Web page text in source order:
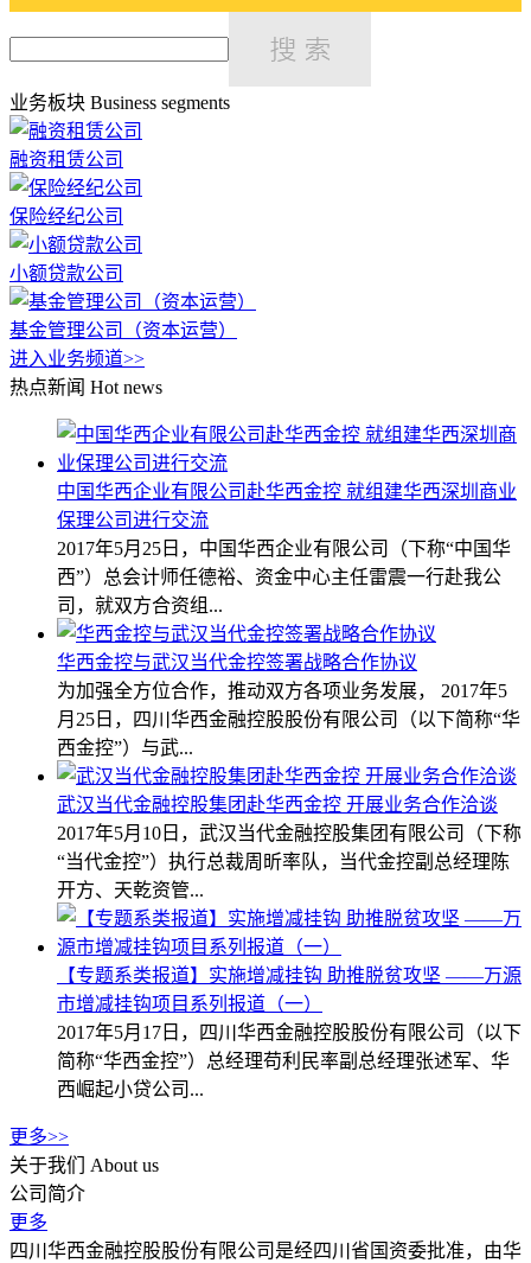
业务板块 Business segments
融资租赁公司
保险经纪公司
小额贷款公司
基金管理公司（资本运营）
进入业务频道>>
热点新闻 Hot news
中国华西企业有限公司赴华西金控 就组建华西深圳商业
保理公司进行交流
2017年5月25日，中国华西企业有限公司（下称“中国华
西”）总会计师任德裕、资金中心主任雷震一行赴我公
司，就双方合资组...
华西金控与武汉当代金控签署战略合作协议
为加强全方位合作，推动双方各项业务发展， 2017年5
月25日，四川华西金融控股股份有限公司（以下简称“华
西金控”）与武...
武汉当代金融控股集团赴华西金控 开展业务合作洽谈
2017年5月10日，武汉当代金融控股集团有限公司（下称
“当代金控”）执行总裁周昕率队，当代金控副总经理陈
开方、天乾资管...
【专题系类报道】实施增减挂钩 助推脱贫攻坚 ——万源
市增减挂钩项目系列报道（一）
2017年5月17日，四川华西金融控股股份有限公司（以下
简称“华西金控”）总经理苟利民率副总经理张述军、华
西崛起小贷公司...
更多>>
关于我们
About us
公司简介
更多
四川华西金融控股股份有限公司是经四川省国资委批准，由华